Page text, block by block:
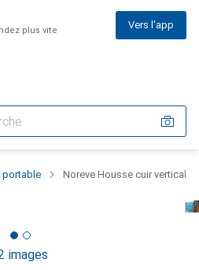
plus vite Vers l'app
portable Noreve Housse cuir vertical
images